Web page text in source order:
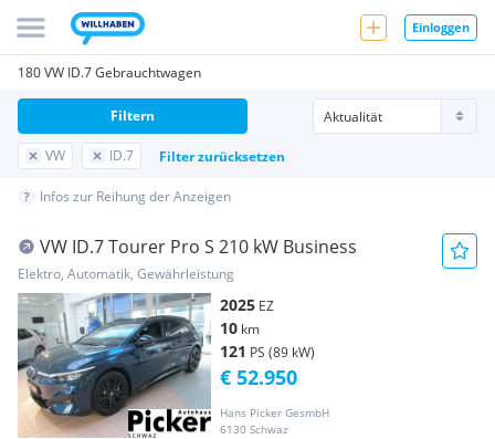
Einloggen
180 VW ID.7 Gebrauchtwagen
VW ID.7 Filter zurücksetzen
Filtern
Infos zur Reihung der Anzeigen
VW ID.7 Tourer Pro S 210 kW Business
Elektro, Automatik, Gewährleistung
2025 EZ
10 km
121 PS (89 kW)
Hans Picker GesmbH
6130 Schwaz
€ 52.950